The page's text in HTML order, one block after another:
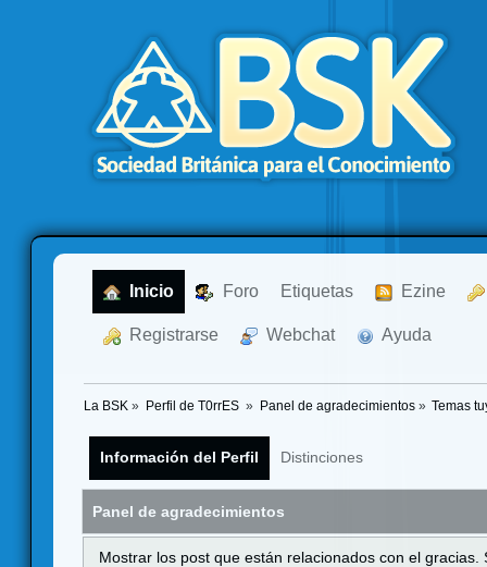
Inicio Foro Etiquetas Ezine
Registrarse Webchat Ayuda
La BSK » Perfil de T0rrES » Panel de agradecimientos» Temas
Información del Perfil Distinciones
Panel de agradecimientos
Mostrar los post que están relacionados con el